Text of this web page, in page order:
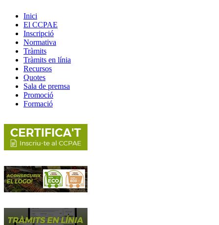
Inici
El CCPAE
Inscripció
Normativa
Tràmits
Tràmits en línia
Recursos
Quotes
Sala de premsa
Promoció
Formació